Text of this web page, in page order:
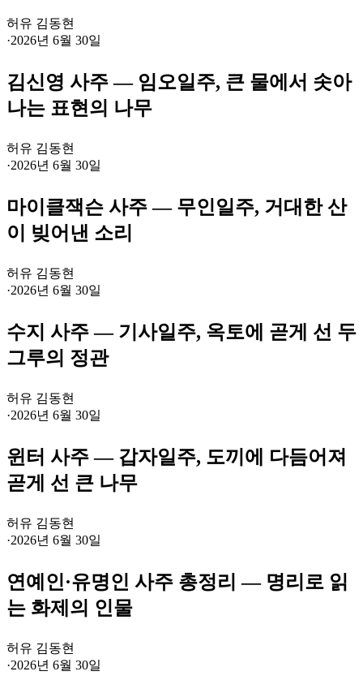
허유 김동현
·2026년 6월 30일
김신영 사주 — 임오일주, 큰 물에서 솟아
나는 표현의 나무
허유 김동현
·2026년 6월 30일
마이클잭슨 사주 — 무인일주, 거대한 산
이 빚어낸 소리
허유 김동현
·2026년 6월 30일
수지 사주 — 기사일주, 옥토에 곧게 선 두
그루의 정관
허유 김동현
·2026년 6월 30일
윈터 사주 — 갑자일주, 도끼에 다듬어져
곧게 선 큰 나무
허유 김동현
·2026년 6월 30일
연예인·유명인 사주 총정리 — 명리로 읽
는 화제의 인물
허유 김동현
·2026년 6월 30일